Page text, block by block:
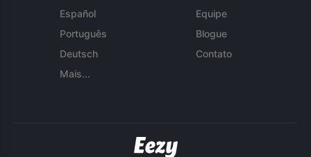
Español
Português
Deutsch
Mais...
Equipe
Blogue
Contato